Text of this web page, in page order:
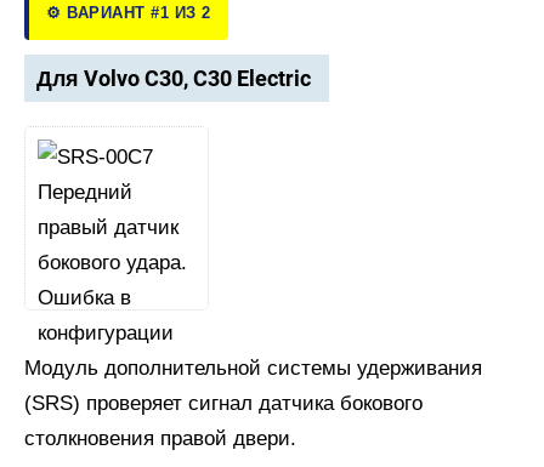
⚙️ ВАРИАНТ #1 ИЗ 2
Для Volvo C30, C30 Electric
Модуль дополнительной системы удерживания
(SRS) проверяет сигнал датчика бокового
столкновения правой двери.